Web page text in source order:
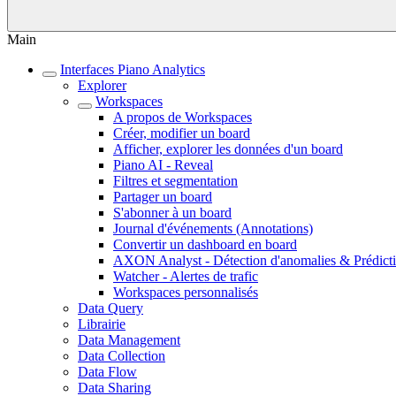
Main
Interfaces Piano Analytics
Explorer
Workspaces
A propos de Workspaces
Créer, modifier un board
Afficher, explorer les données d'un board
Piano AI - Reveal
Filtres et segmentation
Partager un board
S'abonner à un board
Journal d'événements (Annotations)
Convertir un dashboard en board
AXON Analyst - Détection d'anomalies &
Watcher - Alertes de trafic
Workspaces personnalisés
Data Query
Librairie
Data Management
Data Collection
Data Flow
Data Sharing